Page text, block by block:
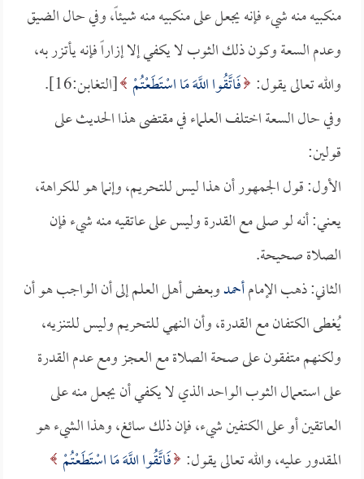
منكبيه منه شيء فإنه يجعل على منكبيه منه شيئاً، وفي حال الضيق
وعدم السعة وكون ذلك الثوب لا يكفي إلا إزاراً فإنه يأتزر به،
والله تعالى يقول: فَاتَّقُوا اللَّهَ مَا اسْتَطَعْتُمْ [التغابن:16].
وفي حال السعة اختلف العلماء في مقتضى هذا الحديث على
قولين:
الأول: قول الجمهور أن هذا ليس للتحريم، وإنما هو للكراهة،
يعني: أنه لو صلى مع القدرة وليس على عاتقيه منه شيء فإن
الصلاة صحيحة.
الثاني: ذهب الإمامأحمدوبعض أهل العلم إلى أن الواجب هو أن
يُغطى الكتفان مع القدرة، وأن النهي للتحريم وليس للتنزيه،
ولكنهم متفقون على صحة الصلاة مع العجز ومع عدم القدرة
على استعمال الثوب الواحد الذي لا يكفي أن يجعل منه على
العاتقين أو على الكتفين شيء، فإن ذلك سائغ، وهذا الشيء هو
المقدور عليه، والله تعالى يقول: فَاتَّقُوا اللَّهَ مَا اسْتَطَعْتُمْ